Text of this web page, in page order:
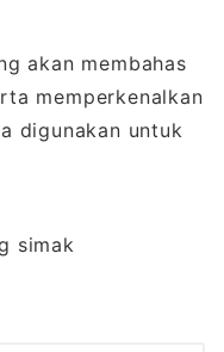
akan membahas
memperkenalkan
digunakan untuk
simak